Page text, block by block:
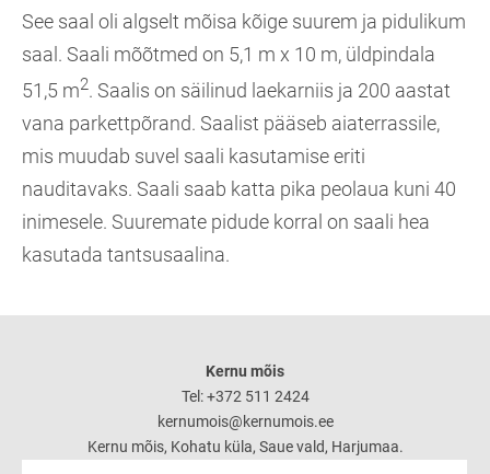
See saal oli algselt mõisa kõige suurem ja pidulikum
saal. Saali mõõtmed on 5,1 m x 10 m, üldpindala
51,5 m2. Saalis on säilinud laekarniis ja 200 aastat
vana parkettpõrand. Saalist pääseb aiaterrassile,
mis muudab suvel saali kasutamise eriti
nauditavaks. Saali saab katta pika peolaua kuni 40
inimesele. Suuremate pidude korral on saali hea
kasutada tantsusaalina.
Kernu mõis
Tel: +372 511 2424
kernumois@kernumois.ee
Kernu mõis, Kohatu küla, Saue vald, Harjumaa.